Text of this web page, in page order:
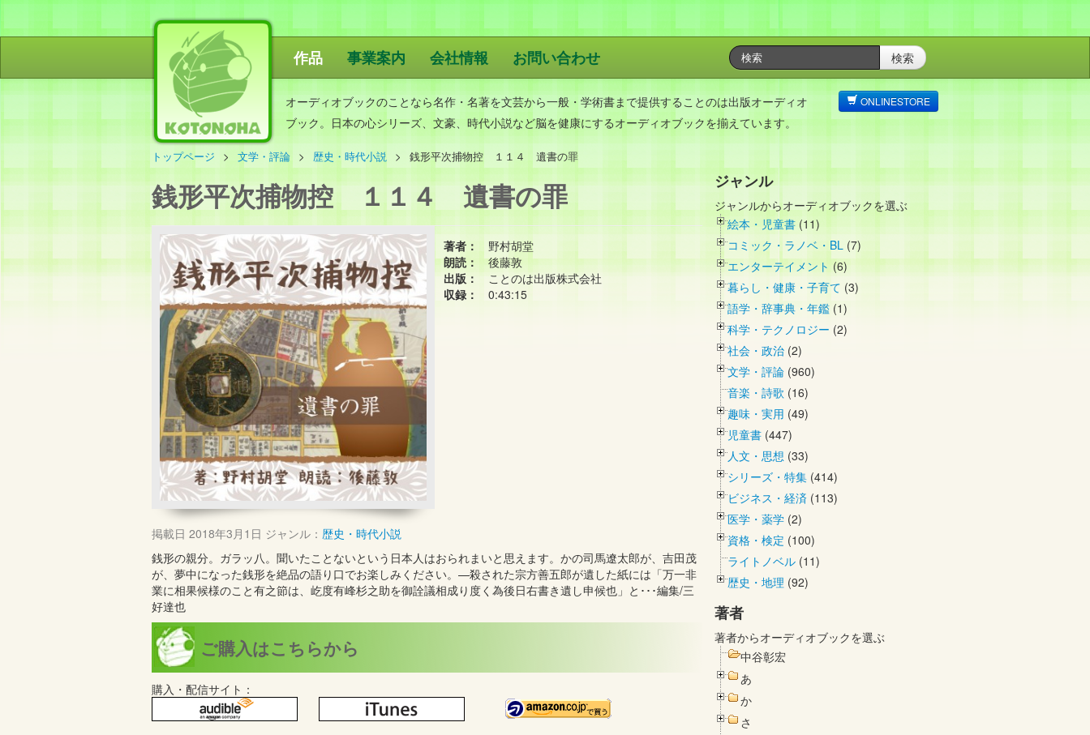
ことのは出版
作品 事業案内 会社情報 お問い合わせ 検索
オーディオブックのことなら名作・名著を文芸から一般・学術書まで提供することのは出版オーディオ
ブック。日本の心シリーズ、文豪、時代小説など脳を健康にするオーディオブックを揃えています。
ONLINESTORE
トップページ 文学・評論 歴史・時代小説 銭形平次捕物控 １１４ 遺書の罪
銭形平次捕物控 １１４ 遺書の罪
著者：
野村胡堂
朗読：
後藤敦
出版：
ことのは出版株式会社
収録：
0:43:15
掲載日 2018年3月1日 ジャンル： 歴史・時代小説
銭形の親分。ガラッ八。聞いたことないという日本人はおられまいと思えます。かの司馬遼太郎が、吉田茂
が、夢中になった銭形を絶品の語り口でお楽しみください。—殺された宗方善五郎が遺した紙には「万一非
業に相果候様のこと有之節は、屹度有峰杉之助を御詮議相成り度く為後日右書き遺し申候也」と･･･編集/三
好達也
ご購入はこちらから
購入・配信サイト：
ジャンル
ジャンルからオーディオブックを選ぶ
絵本・児童書 (11)
コミック・ラノベ・BL (7)
エンターテイメント (6)
暮らし・健康・子育て (3)
語学・辞事典・年鑑 (1)
科学・テクノロジー (2)
社会・政治 (2)
文学・評論 (960)
音楽・詩歌 (16)
趣味・実用 (49)
児童書 (447)
人文・思想 (33)
シリーズ・特集 (414)
ビジネス・経済 (113)
医学・薬学 (2)
資格・検定 (100)
ライトノベル (11)
歴史・地理 (92)
著者
著者からオーディオブックを選ぶ
中谷彰宏
あ
か
さ